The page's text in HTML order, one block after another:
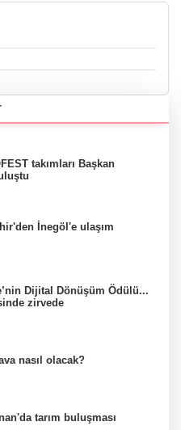
takımları Başkan
İnegöl'e ulaşım
Dijital Dönüşüm Ödülü...
zirvede
nasıl olacak?
tarım buluşması